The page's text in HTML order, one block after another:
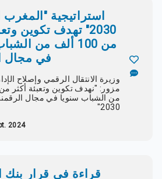
استراتيجية
2030" تهدف تكوين
من 100 ألف من
في مجال
وزيرة الانتقال الرقمي وإصلاح
من الشباب سنويا في مجال
2030"
2024
قراءة في قرار بنك